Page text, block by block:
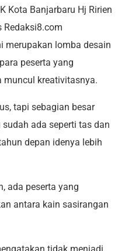
Kota Banjarbaru Hj Ririen
Redaksi8.com
merupakan lomba desain
peserta yang
muncul kreativitasnya.
tapi sebagian besar
ada seperti tas dan
depan idenya lebih
ada peserta yang
antara kain sasirangan